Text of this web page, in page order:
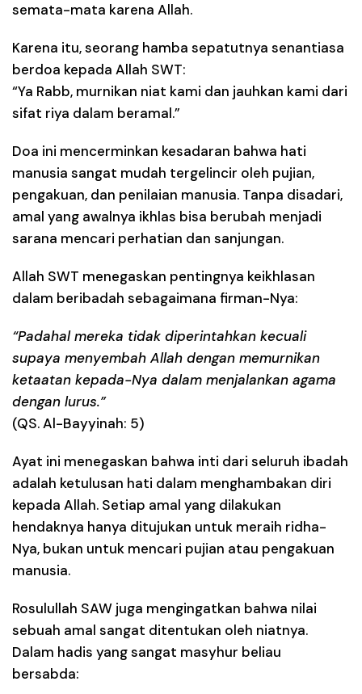
semata-mata karena Allah.
Karena itu, seorang hamba sepatutnya senantiasa
berdoa kepada Allah SWT:
“Ya Rabb, murnikan niat kami dan jauhkan kami dari
sifat riya dalam beramal.”
Doa ini mencerminkan kesadaran bahwa hati
manusia sangat mudah tergelincir oleh pujian,
pengakuan, dan penilaian manusia. Tanpa disadari,
amal yang awalnya ikhlas bisa berubah menjadi
sarana mencari perhatian dan sanjungan.
Allah SWT menegaskan pentingnya keikhlasan
dalam beribadah sebagaimana firman-Nya:
“Padahal mereka tidak diperintahkan kecuali
supaya menyembah Allah dengan memurnikan
ketaatan kepada-Nya dalam menjalankan agama
dengan lurus.”
(QS. Al-Bayyinah: 5)
Ayat ini menegaskan bahwa inti dari seluruh ibadah
adalah ketulusan hati dalam menghambakan diri
kepada Allah. Setiap amal yang dilakukan
hendaknya hanya ditujukan untuk meraih ridha-
Nya, bukan untuk mencari pujian atau pengakuan
manusia.
Rosulullah SAW juga mengingatkan bahwa nilai
sebuah amal sangat ditentukan oleh niatnya.
Dalam hadis yang sangat masyhur beliau
bersabda: